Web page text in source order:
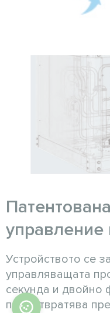
управление
Устройството се
управляващата
секунда и двойно
предотвратява